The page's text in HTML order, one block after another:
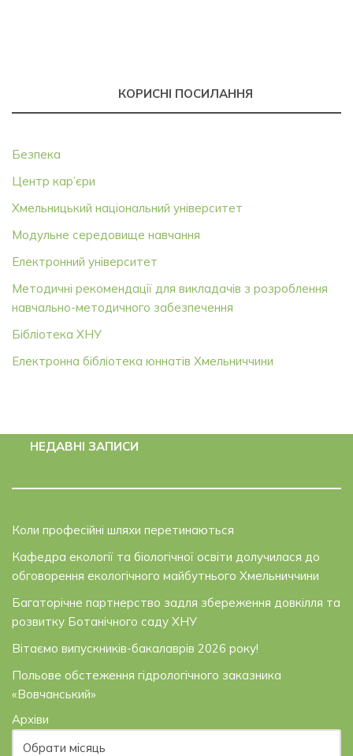
КОРИСНІ ПОСИЛАННЯ
Безпека
Центр кар’єри
Хмельницький національний університет
Модульне середовище навчання
Електронний університет
Методичні рекомендації для викладачів з розроблення
навчально-методичного забезпечення
Бібліотека ХНУ
Електронна бібліотека юннатів Хмельниччини
НЕДАВНІ ЗАПИСИ
Коли професійні шляхи перетинаються
Кафедра екології та біологічної освіти долучилася до
обговорення екологічного майбутнього Хмельниччини
Багаторічне партнерство задля збереження довкілля та
розвитку Ботанічного саду ХНУ
Вітаємо випускників-бакалаврів 2026 року!
Польове обстеження гідрологічного заказника
«Вовчанський»
Архіви